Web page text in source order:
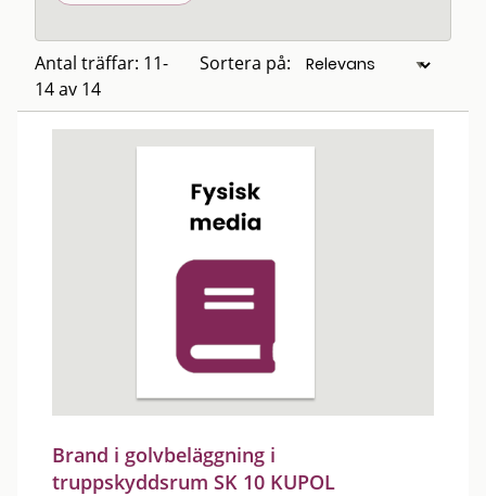
Antal träffar: 11-
14 av 14
Sortera på:
Brand i golvbeläggning i
truppskyddsrum SK 10 KUPOL